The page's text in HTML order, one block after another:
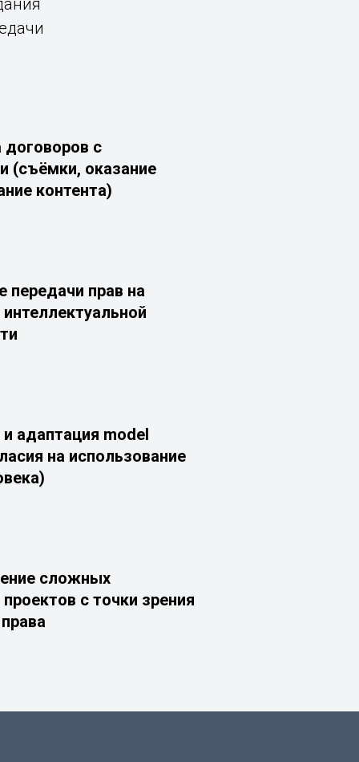
договоров с
(съёмки, оказание
контента)
передачи прав на
адаптация model
на использование
сложных
с точки зрения